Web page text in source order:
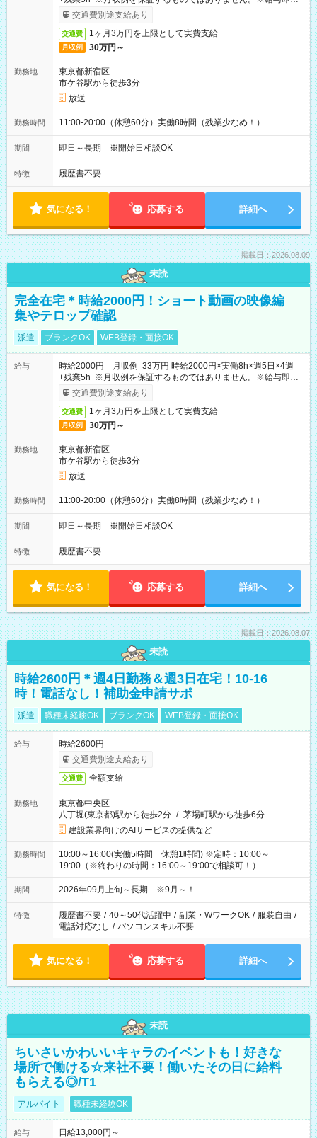
取りサービス利用可（利用条件有）
交通費別途支給あり
交通費 1ヶ月3万円を上限として実費支給
月収例 30万円～
勤務地
東京都新宿区
市ケ谷駅から徒歩3分
放送
勤務時間 11:00-20:00（休憩60分）実働8時間（残業少なめ！）
期間 即日～長期 ※開始日相談OK
特徴 履歴書不要
気になる！ 応募する 詳細へ
掲載日：2026.08.09
未読
完全在宅＊時給2000円！ショート動画の映像編
集やテロップ確認
派遣 ブランクOK WEB登録・面接OK
給与
時給2000円 月収例 33万円 時給2000円×実働8h×週5日×4週
+残業5h ※月収例を保証するものではありません。※給与即受
取りサービス利用可（利用条件有）
交通費別途支給あり
交通費 1ヶ月3万円を上限として実費支給
月収例 30万円～
勤務地
東京都新宿区
市ケ谷駅から徒歩3分
放送
勤務時間 11:00-20:00（休憩60分）実働8時間（残業少なめ！）
期間 即日～長期 ※開始日相談OK
特徴 履歴書不要
気になる！ 応募する 詳細へ
掲載日：2026.08.07
未読
時給2600円＊週4日勤務＆週3日在宅！10-16
時！電話なし！補助金申請サポ
派遣 職種未経験OK ブランクOK WEB登録・面接OK
給与
時給2600円
交通費別途支給あり
交通費 全額支給
勤務地
東京都中央区
八丁堀(東京都)駅から徒歩2分 / 茅場町駅から徒歩6分
建設業界向けのAIサービスの提供など
勤務時間
10:00～16:00(実働5時間 休憩1時間) ※定時：10:00～
19:00（※終わりの時間：16:00～19:00で相談可！）
期間 2026年09月上旬～長期 ※9月～！
特徴 履歴書不要 / 40～50代活躍中 / 副業・WワークOK / 服装自由 /
電話対応なし / パソコンスキル不要
気になる！ 応募する 詳細へ
未読
ちいさいかわいいキャラのイベントも！好きな
場所で働ける☆来社不要！働いたその日に給料
もらえる◎/T1
アルバイト 職種未経験OK
給与
日給13,000円～